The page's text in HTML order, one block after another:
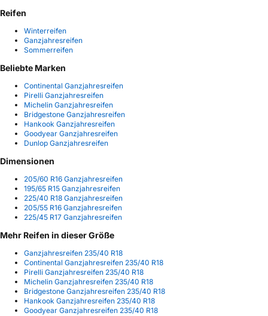
Reifen
Winterreifen
Ganzjahresreifen
Sommerreifen
Beliebte Marken
Continental Ganzjahresreifen
Pirelli Ganzjahresreifen
Michelin Ganzjahresreifen
Bridgestone Ganzjahresreifen
Hankook Ganzjahresreifen
Goodyear Ganzjahresreifen
Dunlop Ganzjahresreifen
Dimensionen
205/60 R16 Ganzjahresreifen
195/65 R15 Ganzjahresreifen
225/40 R18 Ganzjahresreifen
205/55 R16 Ganzjahresreifen
225/45 R17 Ganzjahresreifen
Mehr Reifen in dieser Größe
Ganzjahresreifen 235/40 R18
Continental Ganzjahresreifen 235/40 R18
Pirelli Ganzjahresreifen 235/40 R18
Michelin Ganzjahresreifen 235/40 R18
Bridgestone Ganzjahresreifen 235/40 R18
Hankook Ganzjahresreifen 235/40 R18
Goodyear Ganzjahresreifen 235/40 R18